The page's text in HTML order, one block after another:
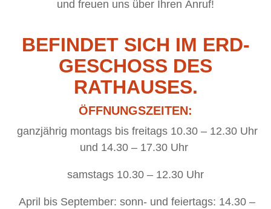
und freu­en uns über Ih­ren Anruf!
BE­FIN­DET SICH IM ERD­
GE­SCHOSS DES
RATHAUSES.
ÖFF­NUNGS­ZEI­TEN:
ganz­jäh­rig mon­tags bis frei­tags 10.30 – 12.30 Uhr
und 14.30 – 17.30 Uhr
sams­tags 10.30 – 12.30 Uhr
April bis Sep­tem­ber: sonn- und fei­er­tags: 14.30 –